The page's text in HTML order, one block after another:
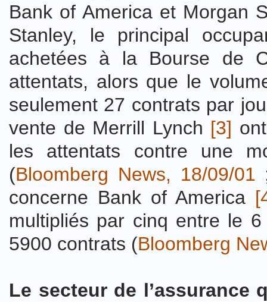
Bank of America et Morgan
Stanley, le principal
achetées à la Bourse de
attentats, alors que le
seulement 27 contrats par
vente de Merrill Lynch [3]
les attentats contre une
(Bloomberg News, 18/09/01
concerne Bank of America
multipliés par cinq entre le
5900 contrats (Bloomberg
Le secteur de